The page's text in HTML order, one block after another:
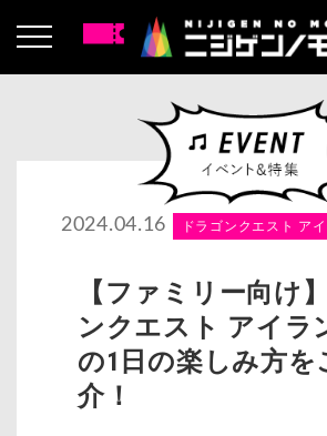
2024.04.16 ドラゴンクエスト ア
【ファミリー向け
ンクエスト アイラ
の1日の楽しみ方を
介！